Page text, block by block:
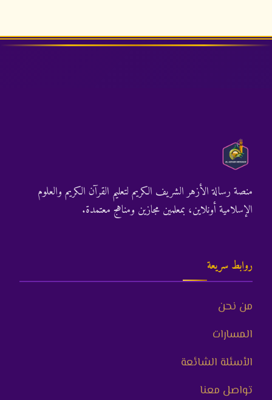
منصة رسالة الأزهر الشريف الكريم لتعليم القرآن الكريم والعلوم
الإسلامية أونلاين، بمعلمين مجازين ومناهج معتمدة.
روابط سريعة
من نحن
المسارات
الأسئلة الشائعة
تواصل معنا